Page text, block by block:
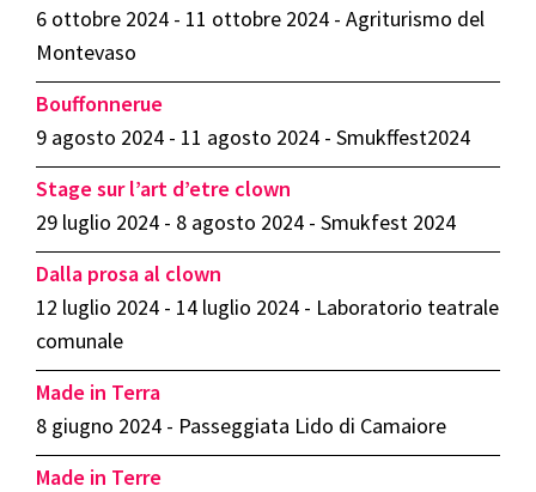
6 ottobre 2024 - 11 ottobre 2024 - Agriturismo del
Montevaso
Bouffonnerue
9 agosto 2024 - 11 agosto 2024 - Smukffest2024
Stage sur l’art d’etre clown
29 luglio 2024 - 8 agosto 2024 - Smukfest 2024
Dalla prosa al clown
12 luglio 2024 - 14 luglio 2024 - Laboratorio teatrale
comunale
Made in Terra
8 giugno 2024 - Passeggiata Lido di Camaiore
Made in Terre